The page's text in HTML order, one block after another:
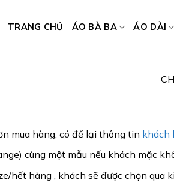
TRANG CHỦ ÁO BÀ BA ÁO DÀI
mua hàng, có để lại thông tin khách
cùng một mẫu nếu khách mặc
hết hàng , khách sẽ được chọn qua